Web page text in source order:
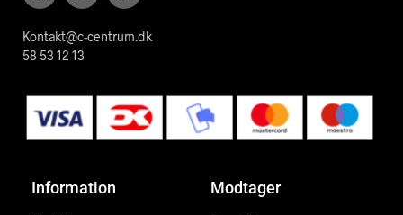
Kontakt@c-centrum.dk
58 53 12 13
Information Modtager